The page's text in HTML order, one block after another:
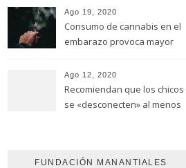
Universidad de Ottawa
Ago 19, 2020
Consumo de cannabis en el
embarazo provoca mayor
(FUNDACION MANANTIALES)
Ago 12, 2020
Recomiendan que los chicos
se «desconecten» al menos
FUNDACIÓN MANANTIALES